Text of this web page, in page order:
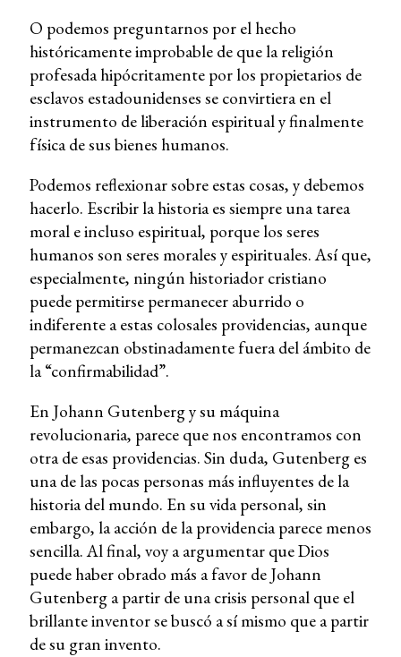
O podemos preguntarnos por el hecho
históricamente improbable de que la religión
profesada hipócritamente por los propietarios de
esclavos estadounidenses se convirtiera en el
instrumento de liberación espiritual y finalmente
física de sus bienes humanos.
Podemos reflexionar sobre estas cosas, y debemos
hacerlo. Escribir la historia es siempre una tarea
moral e incluso espiritual, porque los seres
humanos son seres morales y espirituales. Así que,
especialmente, ningún historiador cristiano
puede permitirse permanecer aburrido o
indiferente a estas colosales providencias, aunque
permanezcan obstinadamente fuera del ámbito de
la “confirmabilidad”.
En Johann Gutenberg y su máquina
revolucionaria, parece que nos encontramos con
otra de esas providencias. Sin duda, Gutenberg es
una de las pocas personas más influyentes de la
historia del mundo. En su vida personal, sin
embargo, la acción de la providencia parece menos
sencilla. Al final, voy a argumentar que Dios
puede haber obrado más a favor de Johann
Gutenberg a partir de una crisis personal que el
brillante inventor se buscó a sí mismo que a partir
de su gran invento.